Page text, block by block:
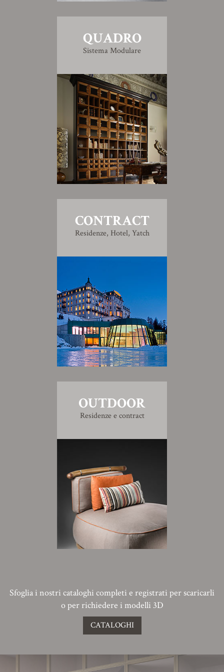
QUADRO
Sistema Modulare
CONTRACT
Residenze, Hotel, Yatch
OUTDOOR
Residenze e contract
Sfoglia i nostri cataloghi completi e registrati per scaricarli
o per richiedere i modelli 3D
CATALOGHI